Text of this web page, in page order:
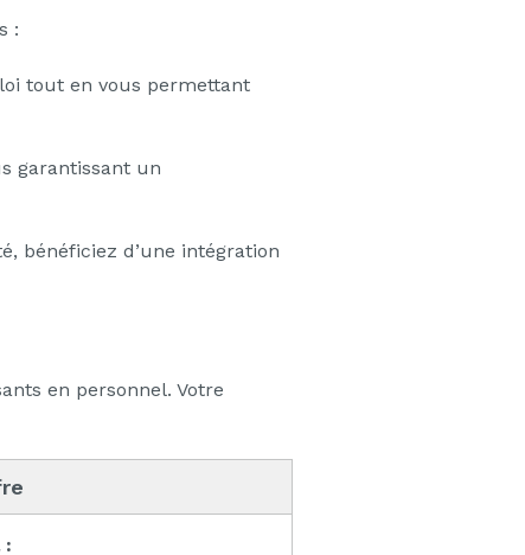
:
tout en vous permettant
garantissant un
bénéficiez d’une intégration
en personnel. Votre
: